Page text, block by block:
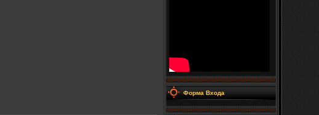
Форма Входа